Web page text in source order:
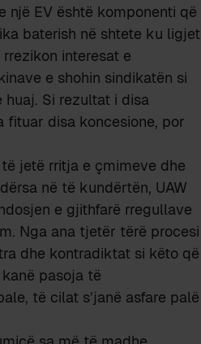
një EV është komponenti që
baterish në shtete ku ligjet
interesat e
e shohin sindikatën si
Si rezultat i disa
fituar disa koncesione, por
jetë rritja e çmimeve dhe
në të kundërtën, UAW
e gjithfarë rregullave
Nga ana tjetër tërë procesi
dhe kontradiktat si këto që
pasoja të
të cilat s’janë asfare palë